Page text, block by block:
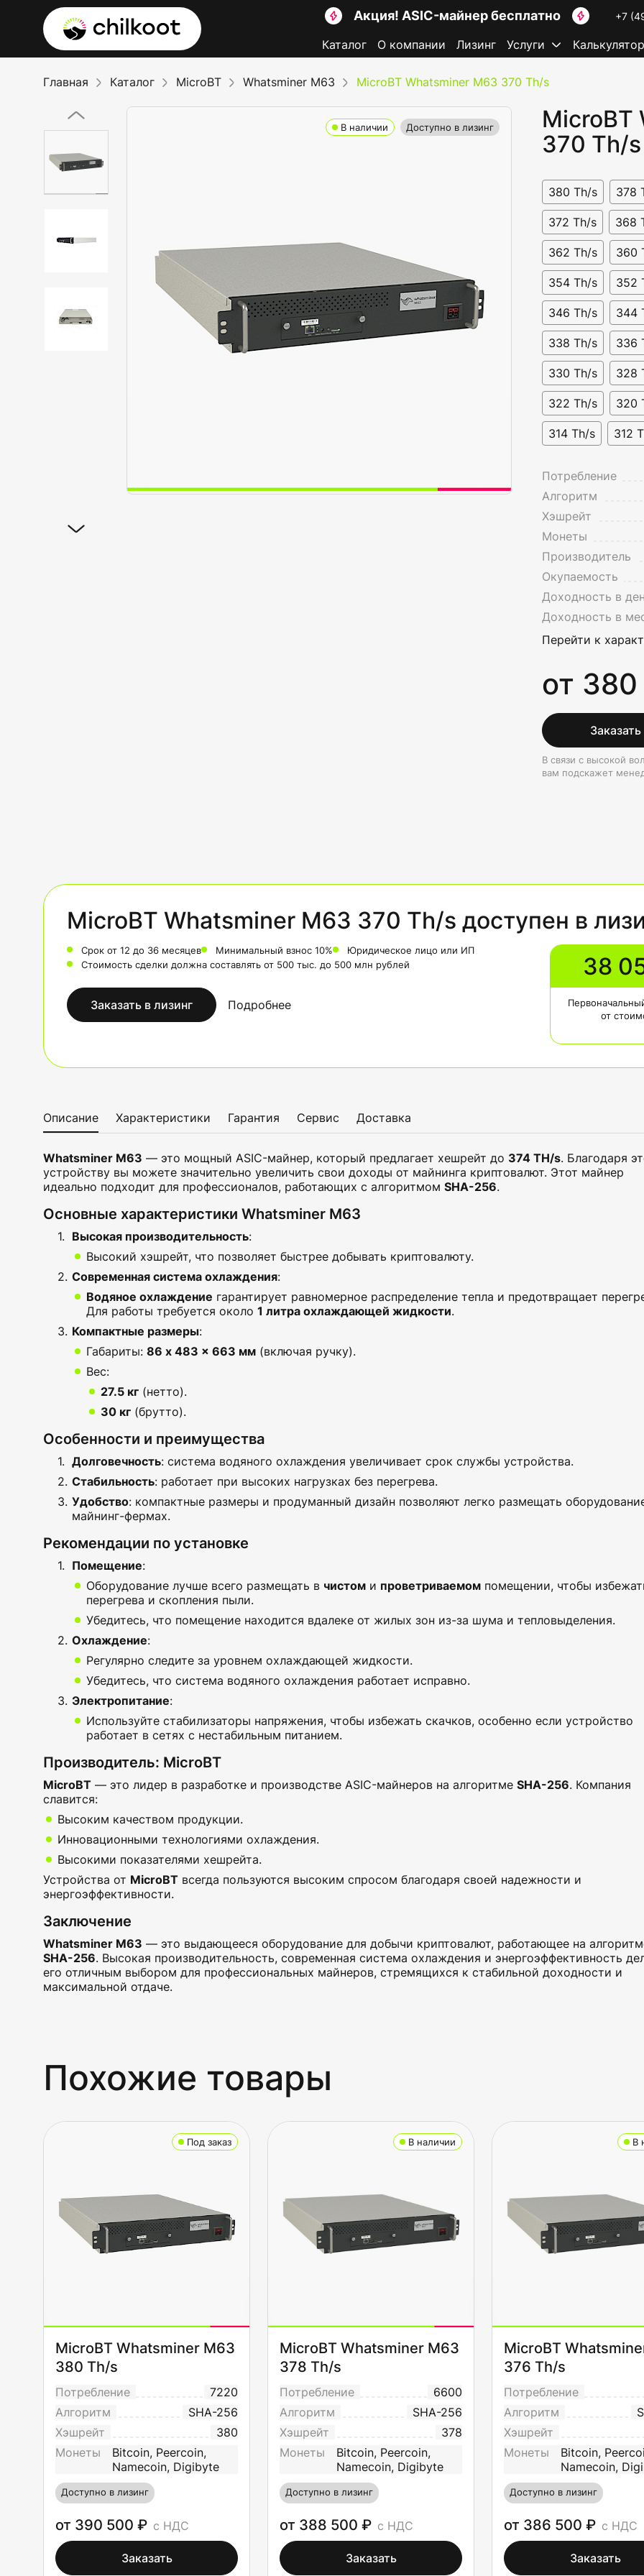
Акция! ASIC-майнер бесплатно +7
Каталог О компании Лизинг Услуги Калькулятор
Главная Каталог MicroBT Whatsminer M63 MicroBT Whatsminer M63 370 Th/s
В наличии Доступно в лизинг
MicroBT
370 Th/s
380 Th/s 378
372 Th/s 368
362 Th/s 360
354 Th/s 352
346 Th/s 344
338 Th/s 336
330 Th/s 328
322 Th/s 320
314 Th/s 312
Потребление
Алгоритм
Хэшрейт
Монеты
Производитель
Окупаемость
Доходность в
Доходность в
Перейти к
от
Заказать
В связи с высокой
вам подскажет
MicroBT Whatsminer M63 370 Th/s доступен в
Срок от 12 до 36 месяцев Минимальный взнос 10%
Юридическое лицо или ИП
Стоимость сделки должна составлять от 500 тыс. до 500 млн рублей
Заказать в лизинг Подробнее
38
от
Описание Характеристики Гарантия Сервис Доставка
Whatsminer M63 — это мощный ASIC-майнер, который предлагает хешрейт до 374 TH/s. Благодаря
устройству вы можете значительно увеличить свои доходы от майнинга криптовалют. Этот майнер
идеально подходит для профессионалов, работающих с алгоритмом SHA-256.
Основные характеристики Whatsminer M63
Высокая производительность:
Высокий хэшрейт, что позволяет быстрее добывать криптовалюту.
Современная система охлаждения:
Водяное охлаждение гарантирует равномерное распределение тепла и предотвращает
Для работы требуется около 1 литра охлаждающей жидкости.
Компактные размеры:
Габариты: 86 x 483 x 663 мм (включая ручку).
Вес:
27.5 кг (нетто).
30 кг (брутто).
Особенности и преимущества
Долговечность: система водяного охлаждения увеличивает срок службы устройства.
Стабильность: работает при высоких нагрузках без перегрева.
Удобство: компактные размеры и продуманный дизайн позволяют легко размещать
майнинг-фермах.
Рекомендации по установке
Помещение:
Оборудование лучше всего размещать в чистом и проветриваемом помещении, чтобы
перегрева и скопления пыли.
Убедитесь, что помещение находится вдалеке от жилых зон из-за шума и тепловыделения.
Охлаждение:
Регулярно следите за уровнем охлаждающей жидкости.
Убедитесь, что система водяного охлаждения работает исправно.
Электропитание:
Используйте стабилизаторы напряжения, чтобы избежать скачков, особенно если устройство
работает в сетях с нестабильным питанием.
Производитель: MicroBT
MicroBT — это лидер в разработке и производстве ASIC-майнеров на алгоритме SHA-256. Компания
славится:
Высоким качеством продукции.
Инновационными технологиями охлаждения.
Высокими показателями хешрейта.
Устройства от MicroBT всегда пользуются высоким спросом благодаря своей надежности и
энергоэффективности.
Заключение
Whatsminer M63 — это выдающееся оборудование для добычи криптовалют, работающее на
SHA-256. Высокая производительность, современная система охлаждения и энергоэффективность
его отличным выбором для профессиональных майнеров, стремящихся к стабильной доходности и
максимальной отдаче.
Похожие товары
Под заказ
MicroBT Whatsminer M63
380 Th/s
Потребление
7220
Алгоритм
SHA-256
Хэшрейт
380
Монеты
Bitcoin, Peercoin,
Namecoin, Digibyte
Доступно в лизинг
от 390 500 ₽ с НДС
Заказать
В наличии
MicroBT Whatsminer M63
378 Th/s
Потребление
6600
Алгоритм
SHA-256
Хэшрейт
378
Монеты
Bitcoin, Peercoin,
Namecoin, Digibyte
Доступно в лизинг
от 388 500 ₽ с НДС
Заказать
В
MicroBT
376 Th/s
Потребление
Алгоритм
Хэшрейт
Монеты
Bitcoin,
Namecoin,
Доступно в лизинг
от 386 500 ₽ с НДС
Заказать